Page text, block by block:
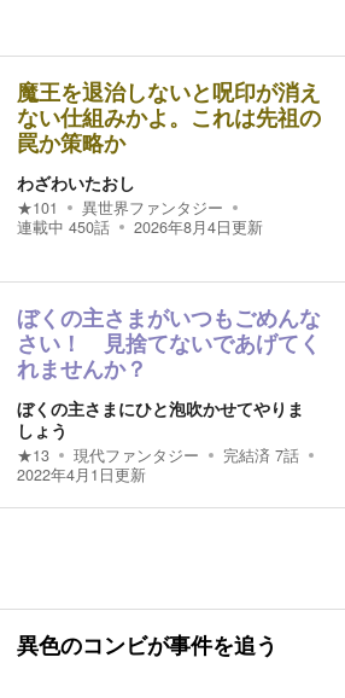
魔王を退治しないと呪印が消え
ない仕組みかよ。これは先祖の
罠か策略か
わざわいたおし
★101
異世界ファンタジー
連載中 450話 2026年8月4日更新
ぼくの主さまがいつもごめんな
さい！ 見捨てないであげてく
れませんか？
ぼくの主さまにひと泡吹かせてやりま
しょう
★13 現代ファンタジー 完結済 7話
2022年4月1日更新
異色のコンビが事件を追う